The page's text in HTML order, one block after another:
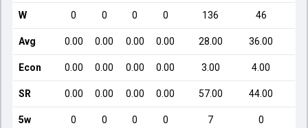
W 0 0 0 0 136 46
Avg 0.00 0.00 0.00 0.00 28.00 36.00
Econ 0.00 0.00 0.00 0.00 3.00 4.00
SR 0.00 0.00 0.00 0.00 57.00 44.00
5w 0 0 0 0 7 0